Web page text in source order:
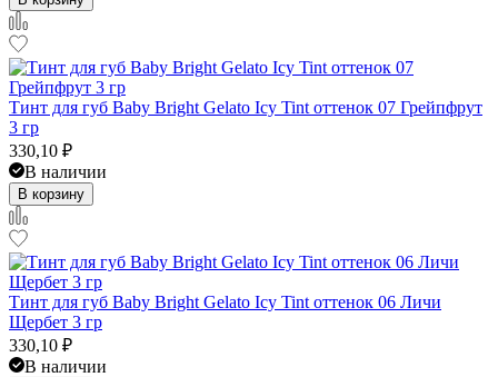
Тинт для губ Baby Bright Gelato Icy Tint оттенок 07 Грейпфрут
3 гр
330,10 ₽
В наличии
В корзину
Тинт для губ Baby Bright Gelato Icy Tint оттенок 06 Личи
Щербет 3 гр
330,10 ₽
В наличии